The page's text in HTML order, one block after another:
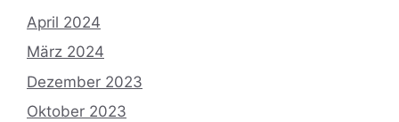
April 2024
März 2024
Dezember 2023
Oktober 2023